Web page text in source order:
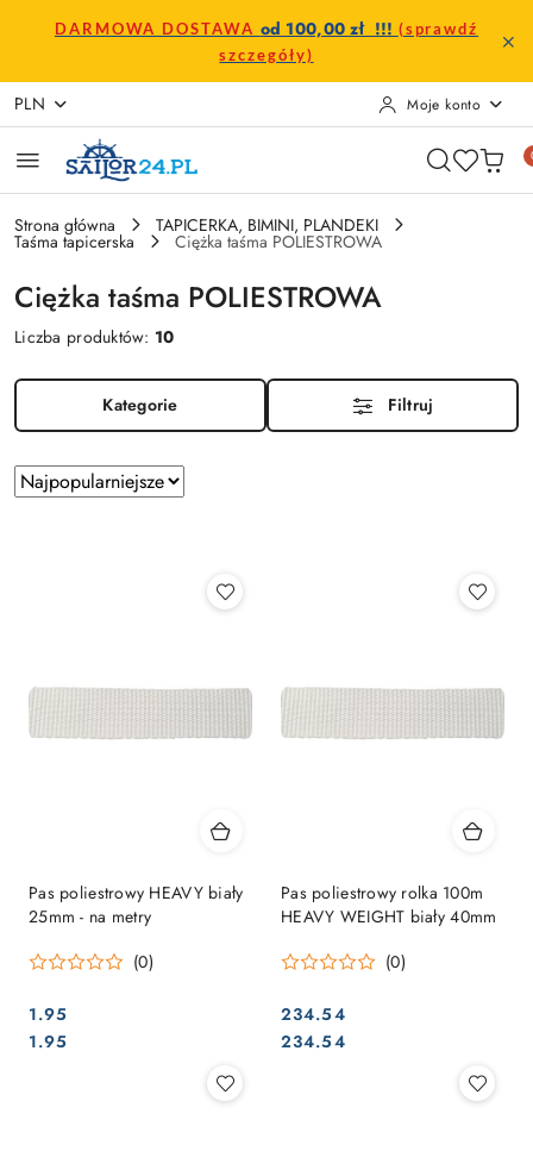
Przejdź do treści głównej
Przejdź do wyszukiwarki
Przejdź do moje konto
Przejdź do menu głównego
Przejdź do stopki
DARMOWA DOSTAWA od 100,00 zł !!! (sprawdź
szczegóły)
PLN Moje konto
Strona główna TAPICERKA, BIMINI, PLANDEKI
Taśma tapicerska Ciężka taśma POLIESTROWA
Ciężka taśma POLIESTROWA
Liczba produktów: 10
Kategorie Filtruj
Zastosowano
sortowanie:
Sortuj
według
Pas poliestrowy HEAVY biały
25mm - na metry
(0)
Cena:
1.95
Cena:
1.95
Pas poliestrowy rolka 100m
HEAVY WEIGHT biały 40mm
(0)
Cena:
234.54
Cena:
234.54